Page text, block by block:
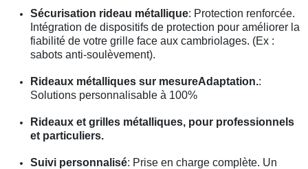
Sécurisation rideau métallique: Protection renforcée.
Intégration de dispositifs de protection pour améliorer la
fiabilité de votre grille face aux cambriolages. (Ex :
sabots anti-soulèvement).
Rideaux métalliques sur mesureAdaptation.:
Solutions personnalisable à 100%
Rideaux et grilles métalliques, pour professionnels
et particuliers.
Suivi personnalisé: Prise en charge complète. Un